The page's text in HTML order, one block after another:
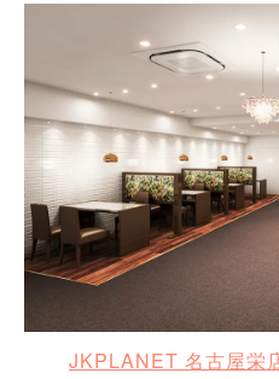
JKPLANET 名古屋栄